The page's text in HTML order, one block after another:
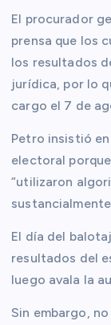
El procurador
prensa que los
los resultados
jurídica, por lo
cargo el 7 de
Petro insistió
electoral
“utilizaron
El día del
resultados del
luego avala la
Sin embargo,